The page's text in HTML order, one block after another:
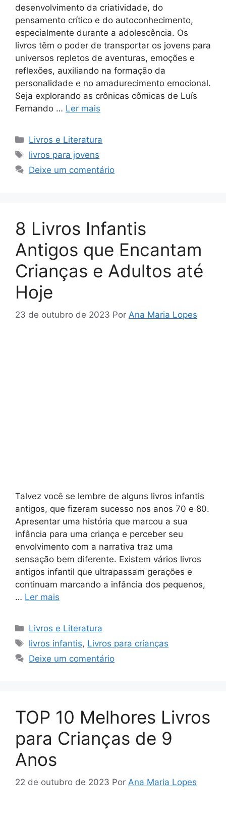
desenvolvimento da criatividade, do
pensamento crítico e do autoconhecimento,
especialmente durante a adolescência. Os
livros têm o poder de transportar os jovens para
universos repletos de aventuras, emoções e
reflexões, auxiliando na formação da
personalidade e no amadurecimento emocional.
Seja explorando as crônicas cômicas de Luís
Fernando … Ler mais
Categorias
Livros e Literatura
Tags
livros para jovens
Deixe um comentário
8 Livros Infantis
Antigos que Encantam
Crianças e Adultos até
Hoje
23 de outubro de 2023 Por Ana Maria Lopes
Talvez você se lembre de alguns livros infantis
antigos, que fizeram sucesso nos anos 70 e 80.
Apresentar uma história que marcou a sua
infância para uma criança e perceber seu
envolvimento com a narrativa traz uma
sensação bem diferente. Existem vários livros
antigos infantil que ultrapassam gerações e
continuam marcando a infância dos pequenos,
… Ler mais
Categorias
Livros e Literatura
Tags
livros infantis, Livros para crianças
Deixe um comentário
TOP 10 Melhores Livros
para Crianças de 9
Anos
22 de outubro de 2023 Por Ana Maria Lopes